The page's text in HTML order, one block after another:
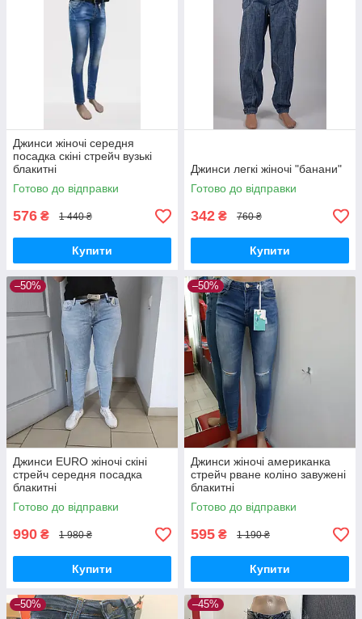
Джинси жіночі середня
посадка скіні стрейч вузькі
блакитні
Готово до відправки
576 ₴ 1 440 ₴
Купити
Джинси легкі жіночі "банани"
Готово до відправки
342 ₴ 760 ₴
Купити
–50%
Джинси EURO жіночі скіні
стрейч середня посадка
блакитні
Готово до відправки
990 ₴ 1 980 ₴
Купити
–50%
Джинси жіночі американка
стрейч рване коліно завужені
блакитні
Готово до відправки
595 ₴ 1 190 ₴
Купити
–50% –45%